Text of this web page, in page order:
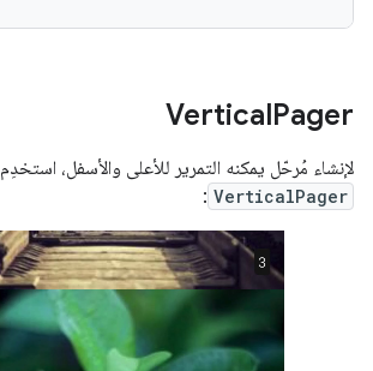
VerticalPager
لإنشاء مُرحّل يمكنه التمرير للأعلى والأسفل، استخدِم
VerticalPager
: